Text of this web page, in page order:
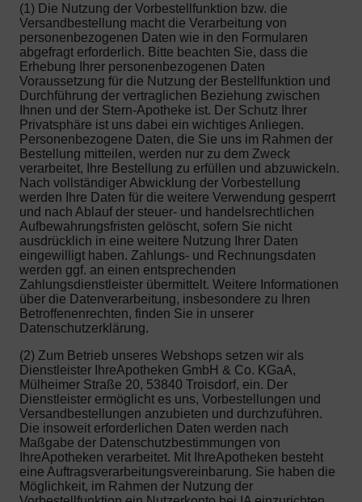
(1) Die Nutzung der Vorbestellfunktion bzw. die
Versandbestellung macht die Verarbeitung von
personenbezogenen Daten wie in den Formularen
abgefragt erforderlich. Bitte beachten Sie, dass die
Erhebung Ihrer personenbezogenen Daten
Voraussetzung für die Nutzung der Bestellfunktion und
Durchführung der vertraglichen Beziehung zwischen
Ihnen und der Stern-Apotheke ist. Der Schutz Ihrer
Privatsphäre ist uns dabei ein wichtiges Anliegen.
Personenbezogene Daten, die Sie uns im Rahmen der
Bestellung mitteilen, werden nur zu dem Zweck
verarbeitet, Ihre Bestellung zu erfüllen und abzuwickeln.
Nach vollständiger Abwicklung der Vorbestellung
werden Ihre Daten für die weitere Verwendung gesperrt
und nach Ablauf der steuer- und handelsrechtlichen
Aufbewahrungsfristen gelöscht, sofern Sie nicht
ausdrücklich in eine weitere Nutzung Ihrer Daten
eingewilligt haben. Zahlungs- und Rechnungsdaten
werden ggf. an einen entsprechenden
Zahlungsdienstleister übermittelt. Weitere Informationen
über die Datenverarbeitung, insbesondere zu Ihren
Betroffenenrechten, finden Sie in unserer
Datenschutzerklärung.
(2) Zum Betrieb unseres Webshops setzen wir als
Dienstleister IhreApotheken GmbH & Co. KGaA,
Mülheimer Straße 20, 53840 Troisdorf, ein. Der
Dienstleister ermöglicht es uns, Vorbestellungen und
Versandbestellungen anzubieten und durchzuführen.
Die insoweit erforderlichen Daten werden nach
Maßgabe der Datenschutzbestimmungen von
IhreApotheken verarbeitet. Mit IhreApotheken besteht
eine Auftragsverarbeitungsvereinbarung. Sie haben die
Möglichkeit, im Rahmen der Nutzung der